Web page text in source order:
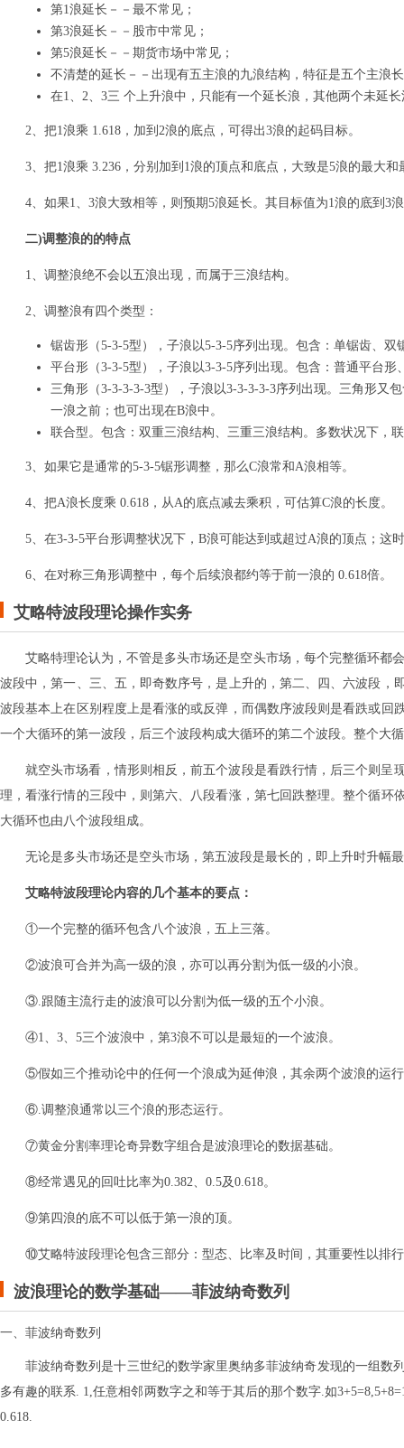
第1浪延长－－最不常见；
第3浪延长－－股市中常见；
第5浪延长－－期货市场中常见；
不清楚的延长－－出现有五主浪的九浪结构，特征是五个主浪
在1、2、3三 个上升浪中，只能有一个延长浪，其他两个未延
2、把1浪乘 1.618，加到2浪的底点，可得出3浪的起码目标。
3、把1浪乘 3.236，分别加到1浪的顶点和底点，大致是5浪的最大和
4、如果1、3浪大致相等，则预期5浪延长。其目标值为1浪的底到3
二)调整浪的的特点
1、调整浪绝不会以五浪出现，而属于三浪结构。
2、调整浪有四个类型：
锯齿形（5-3-5型），子浪以5-3-5序列出现。包含：单锯齿、
平台形（3-3-5型），子浪以3-3-5序列出现。包含：普通平台形
三角形（3-3-3-3-3型），子浪以3-3-3-3-3序列出现。三角形又
一浪之前；也可出现在B浪中。
联合型。包含：双重三浪结构、三重三浪结构。多数状况下，
3、如果它是通常的5-3-5锯形调整，那么C浪常和A浪相等。
4、把A浪长度乘 0.618，从A的底点减去乘积，可估算C浪的长度。
5、在3-3-5平台形调整状况下，B浪可能达到或超过A浪的顶点；这
6、在对称三角形调整中，每个后续浪都约等于前一浪的 0.618倍。
艾略特波段理论操作实务
艾略特理论认为，不管是多头市场还是空头市场，每个完整循环都
波段中，第一、三、五，即奇数序号，是上升的，第二、四、六波段
波段基本上在区别程度上是看涨的或反弹，而偶数序波段则是看跌或
一个大循环的第一波段，后三个波段构成大循环的第二个波段。整个大
就空头市场看，情形则相反，前五个波段是看跌行情，后三个则
理，看涨行情的三段中，则第六、八段看涨，第七回跌整理。整个循
大循环也由八个波段组成。
无论是多头市场还是空头市场，第五波段是最长的，即上升时升幅
艾略特波段理论内容的几个基本的要点：
①一个完整的循环包含八个波浪，五上三落。
②波浪可合并为高一级的浪，亦可以再分割为低一级的小浪。
③.跟随主流行走的波浪可以分割为低一级的五个小浪。
④1、3、5三个波浪中，第3浪不可以是最短的一个波浪。
⑤假如三个推动论中的任何一个浪成为延伸浪，其余两个波浪的运
⑥.调整浪通常以三个浪的形态运行。
⑦黄金分割率理论奇异数字组合是波浪理论的数据基础。
⑧经常遇见的回吐比率为0.382、0.5及0.618。
⑨第四浪的底不可以低于第一浪的顶。
⑩艾略特波段理论包含三部分：型态、比率及时间，其重要性以排
波浪理论的数学基础——菲波纳奇数列
一、菲波纳奇数列
菲波纳奇数列是十三世纪的数学家里奥纳多菲波纳奇发现的一组
多有趣的联系. 1,任意相邻两数字之和等于其后的那个数字.如
0.618.